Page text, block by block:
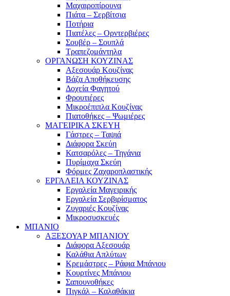
Μαχαιροπίρουνα
Πιάτα – Σερβίτσια
Ποτήρια
Πιατέλες – Ορντερβιέρες
Σουβέρ – Σουπλά
Τραπεζομάντηλα
ΟΡΓΑΝΩΣΗ ΚΟΥΖΙΝΑΣ
Αξεσουάρ Κουζίνας
Βάζα Αποθήκευσης
Δοχεία Φαγητού
Φρουτιέρες
Μικροέπιπλα Κουζίνας
Πιατοθήκες – Ψωμιέρες
ΜΑΓΕΙΡΙΚΑ ΣΚΕΥΗ
Γάστρες – Ταψιά
Διάφορα Σκεύη
Κατσαρόλες – Τηγάνια
Πυρίμαχα Σκεύη
Φόρμες Ζαχαροπλαστικής
ΕΡΓΑΛΕΙΑ ΚΟΥΖΙΝΑΣ
Εργαλεία Μαγειρικής
Εργαλεία Σερβιρίσματος
Ζυγαριές Κουζίνας
Μικροσυσκευές
ΜΠΑΝΙΟ
ΑΞΕΣΟΥΑΡ ΜΠΑΝΙΟΥ
Διάφορα Αξεσουάρ
Καλάθια Απλύτων
Κρεμάστρες – Ράφια Μπάνιου
Κουρτίνες Μπάνιου
Σαπουνοθήκες
Πιγκάλ – Καλαθάκια